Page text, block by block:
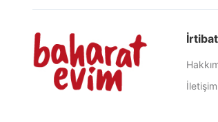
İrtibat
İletişim